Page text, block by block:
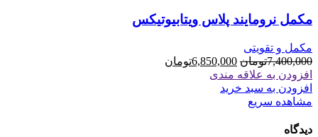
مکمل نرومایند پلاس ویتابیوتیکس
مکمل و تقویتی
7,400,000تومان قیمت
اصلی
6,850,000تومان
افزودن به علاقه مندی
افزودن به سبد خرید
مشاهده سریع
دیدگاه